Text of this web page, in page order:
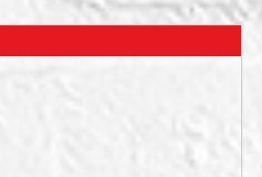
斑駁。另有一平面車位，位
B1地面亦有漏水情形尚未修
狀態，屋頂有幾處漏水，然